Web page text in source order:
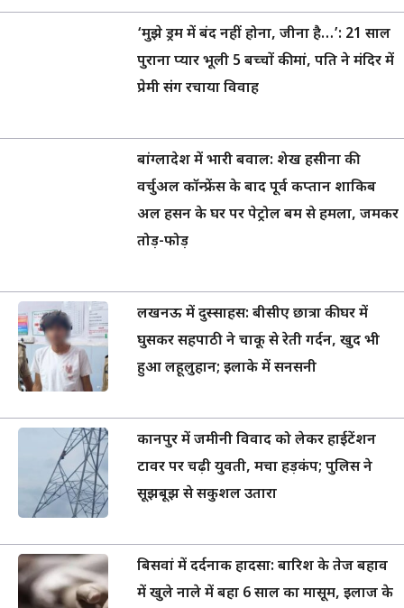
‘मुझे ड्रम में बंद नहीं होना, जीना है…’: 21 साल
पुराना प्यार भूली 5 बच्चों की मां, पति ने मंदिर में
प्रेमी संग रचाया विवाह
बांग्लादेश में भारी बवाल: शेख हसीना की
वर्चुअल कॉन्फ्रेंस के बाद पूर्व कप्तान शाकिब
अल हसन के घर पर पेट्रोल बम से हमला, जमकर
तोड़-फोड़
लखनऊ में दुस्साहस: बीसीए छात्रा की घर में
घुसकर सहपाठी ने चाकू से रेती गर्दन, खुद भी
हुआ लहूलुहान; इलाके में सनसनी
कानपुर में जमीनी विवाद को लेकर हाईटेंशन
टावर पर चढ़ी युवती, मचा हड़कंप; पुलिस ने
सूझबूझ से सकुशल उतारा
बिसवां में दर्दनाक हादसा: बारिश के तेज बहाव
में खुले नाले में बहा 6 साल का मासूम, इलाज के